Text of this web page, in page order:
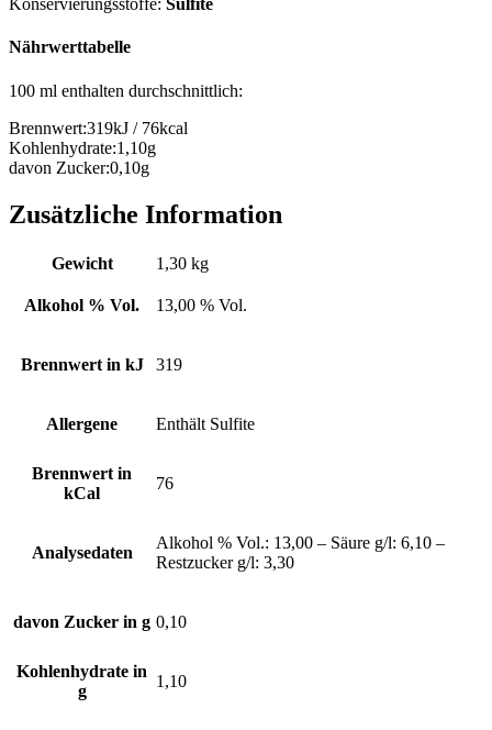
Konservierungsstoffe: Sulfite
Nährwerttabelle
100 ml enthalten durchschnittlich:
Brennwert:319kJ / 76kcal
Kohlenhydrate:1,10g
davon Zucker:0,10g
Zusätzliche Information
Gewicht 1,30 kg
Alkohol % Vol. 13,00 % Vol.
Brennwert in kJ 319
Allergene Enthält Sulfite
Brennwert in
kCal
76
Analysedaten
Alkohol % Vol.: 13,00 – Säure g/l: 6,10 –
Restzucker g/l: 3,30
davon Zucker in g 0,10
Kohlenhydrate in
g
1,10